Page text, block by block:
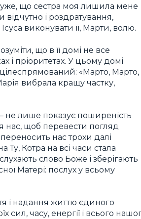
що сестра моя лишила мене
і роздратування,
Ісуса виконувати її, Марти, волю.
що в її домі не все
і пріоритетах. У цьому домі
«Марто, Марто,
вибрала кращу частку,
— не лише показує поширеність
нас, щоб перевести погляд
переносить нас трохи далі
Ту, Котра на всі часи стала
слово Боже і зберігають
Матері: послух у всьому
і надання життю єдиного
часу, енергії і всього